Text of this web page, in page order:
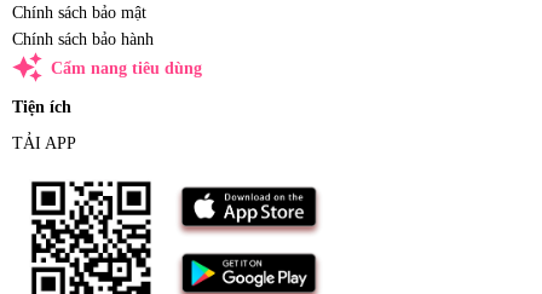
Chính sách bảo mật
Chính sách bảo hành
auto_awesome Cẩm nang tiêu dùng
Tiện ích
TẢI APP